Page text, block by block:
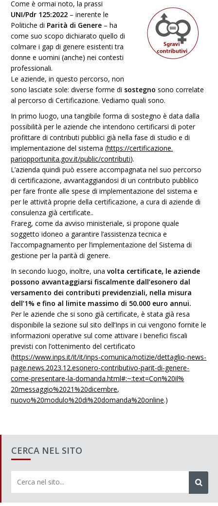
Come è ormai noto, la prassi
UNI/Pdr 125:2022 – inerente le
Politiche di Parità di Genere – ha
come suo scopo dichiarato quello di
colmare i gap di genere esistenti tra
donne e uomini (anche) nei contesti
professionali.
Le aziende, in questo percorso, non
sono lasciate sole: diverse forme di sostegno sono correlate
al percorso di Certificazione. Vediamo quali sono.
In primo luogo, una tangibile forma di sostegno è data dalla
possibilità per le aziende che intendono certificarsi di poter
profittare di contributi pubblici già nella fase di studio e di
implementazione del sistema (https://certificazione.
pariopportunita.gov.it/public/contributi).
L’azienda quindi può essere accompagnata nel suo percorso
di certificazione, avvantaggiandosi di un contributo pubblico
per fare fronte alle spese di implementazione del sistema e
per le attività proprie della certificazione, a cura di aziende di
consulenza già certificate..
Frareg, come da avviso ministeriale, si propone quale
soggetto idoneo a garantire l’assistenza tecnica e
l’accompagnamento per l’implementazione del Sistema di
gestione per la parità di genere.
In secondo luogo, inoltre, unavolta certificate, le aziende
possono avvantaggiarsi fiscalmente dall’esonero dal
versamento dei contributi previdenziali, nella misura
dell’1% e fino al limite massimo di 50.000 euro annui.
Per le aziende che si sono già certificate, è stata già resa
disponibile la sezione sul sito dell’Inps in cui vengono fornite le
informazioni operative sul come attivare i benefici fiscali
previsti con l’ottenimento del certificato
(https://www.inps.it/it/it/inps-comunica/notizie/dettaglio-news-
page.news.2023.12.esonero-contributivo-parit-di-genere-
come-presentare-la-domanda.html#:~:text=Con%20il%
20messaggio%2021%20dicembre,
nuovo%20modulo%20di%20domanda%20online.)
CERCA NEL SITO